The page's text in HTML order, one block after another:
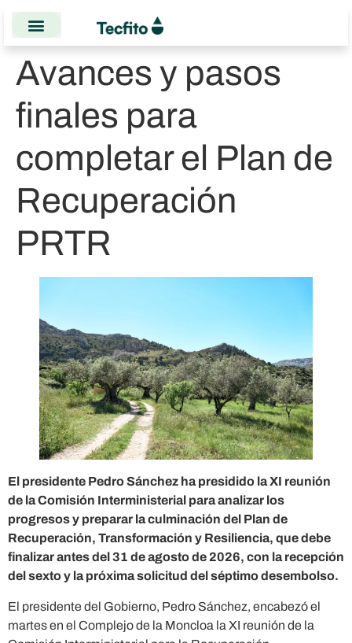
Avances y pasos
finales para
completar el Plan de
Recuperación
PRTR
El presidente Pedro Sánchez ha presidido la XI reunión
de la Comisión Interministerial para analizar los
progresos y preparar la culminación del Plan de
Recuperación, Transformación y Resiliencia, que debe
finalizar antes del 31 de agosto de 2026, con la recepción
del sexto y la próxima solicitud del séptimo desembolso.
El presidente del Gobierno, Pedro Sánchez, encabezó el
martes en el Complejo de la Moncloa la XI reunión de la